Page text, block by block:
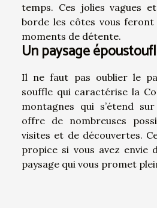
temps. Ces jolies vagues
borde les côtes vous feront
moments de détente.
Un paysage
Il ne faut pas oublier le
souffle qui caractérise la
montagnes qui s’étend
offre de nombreuses
visites et de découvertes.
propice si vous avez envie
paysage qui vous promet